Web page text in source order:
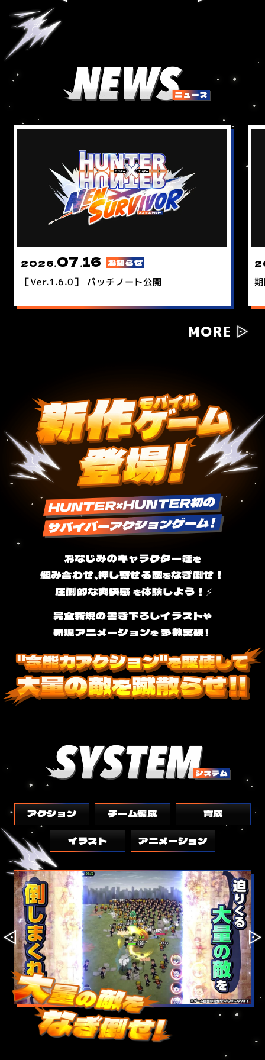
2026.07 .16 お知らせ
［Ver.1.6.0］ パッチノート公開
MORE
おなじみのキャラクター達を
組み合わせ、押し寄せる敵をなぎ倒せ！
圧倒的な爽快感 を体験しよう！⚡
完全新規の書き下ろしイラストや
新規アニメーションを 多数実装！
アクション チーム編成
育成
イラスト
アニメーション